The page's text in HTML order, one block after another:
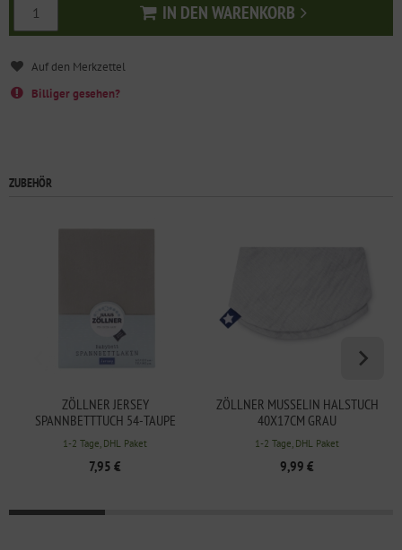
IN DEN WARENKORB
In den Warenkorb
Billiger gesehen?
ZUBEHÖR
ZÖLLNER JERSEY
SPANNBETTTUCH 54-TAUPE
70/140
1-2 Tage, DHL Paket
7,95 €
ZÖLLNER MUSSELIN HALSTUCH
40X17CM GRAU
1-2 Tage, DHL Paket
9,99 €